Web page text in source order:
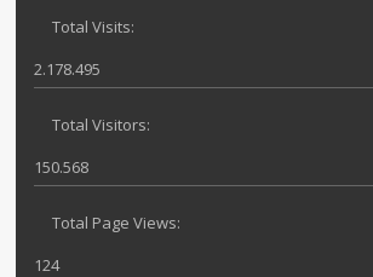
Total Visits:
2.178.495
Total Visitors:
150.568
Total Page Views:
124